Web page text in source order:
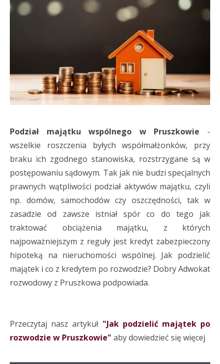
Podział majątku wspólnego w Pruszkowie -
wszelkie roszczenia byłych współmałżonków, przy
braku ich zgodnego stanowiska, rozstrzygane są w
postępowaniu sądowym. Tak jak nie budzi specjalnych
prawnych wątpliwości podział aktywów majątku, czyli
np. domów, samochodów czy oszczędności, tak w
zasadzie od zawsze istniał spór co do tego jak
traktować obciążenia majątku, z których
najpoważniejszym z reguły jest kredyt zabezpieczony
hipoteką na nieruchomości wspólnej. Jak podzielić
majątek i co z kredytem po rozwodzie? Dobry Adwokat
rozwodowy z Pruszkowa podpowiada.
Przeczytaj nasz artykuł "Jak podzielić majątek po
rozwodzie w Pruszkowie" aby dowiedzieć się więcej